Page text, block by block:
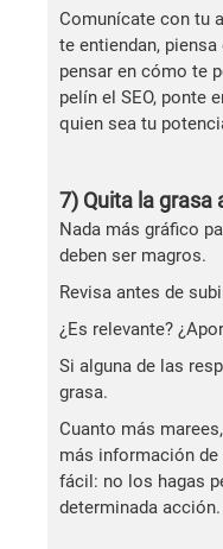
Comunícate con tu
te entiendan,
pensar en cómo te
pelín el SEO, ponte
quien sea tu
7) Quita la grasa
Nada más gráfico
deben ser magros.
Revisa antes de
¿Es relevante?
Si alguna de las
grasa.
Cuanto más
más información
fácil: no los hagas
determinada acción.